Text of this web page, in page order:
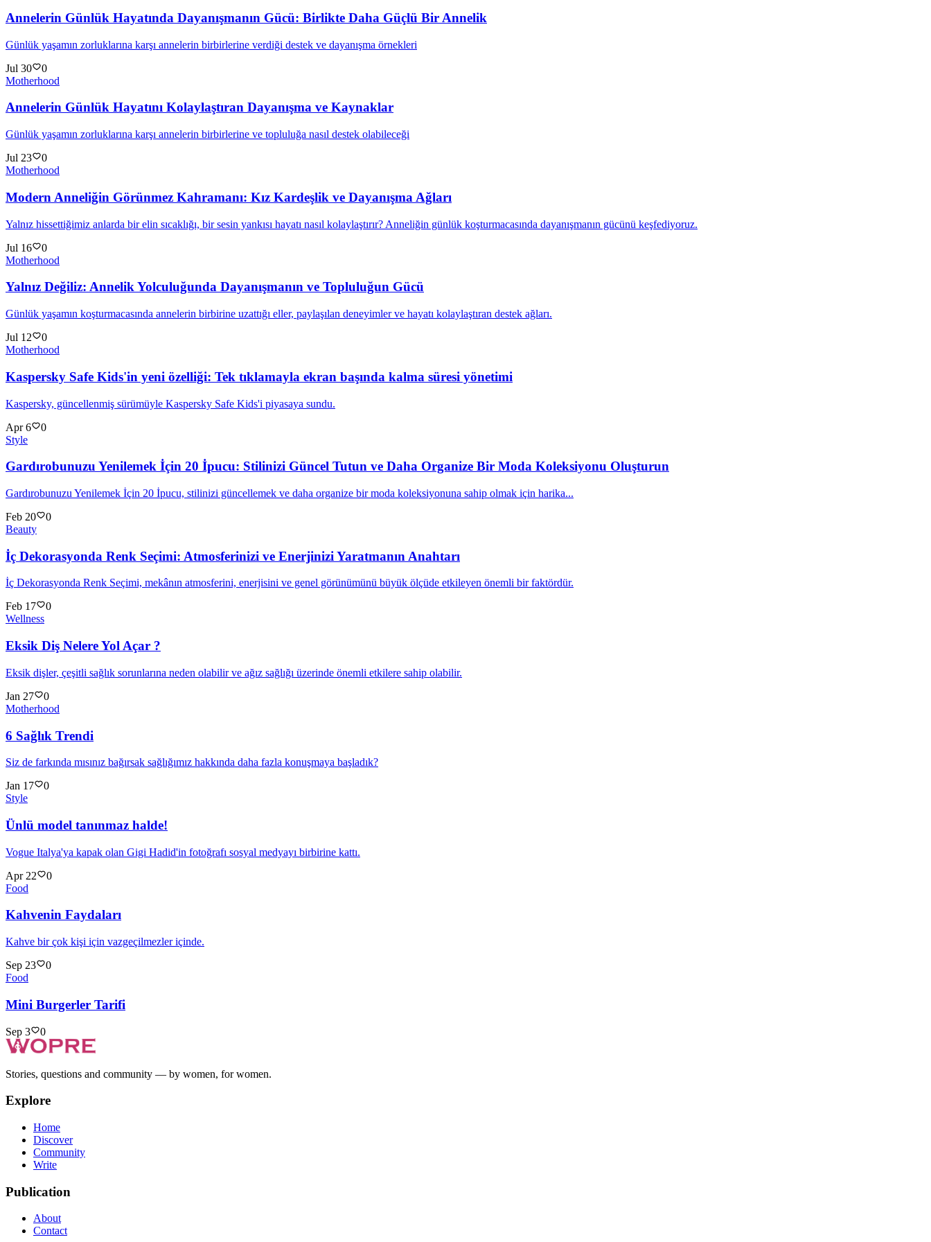
Annelerin Günlük Hayatında Dayanışmanın Gücü: Birlikte Daha Güçlü Bir Annelik
Günlük yaşamın zorluklarına karşı annelerin birbirlerine verdiği destek ve dayanışma örnekleri
Jul 30
0
Motherhood
Annelerin Günlük Hayatını Kolaylaştıran Dayanışma ve Kaynaklar
Günlük yaşamın zorluklarına karşı annelerin birbirlerine ve topluluğa nasıl destek olabileceği
Jul 23
0
Motherhood
Modern Anneliğin Görünmez Kahramanı: Kız Kardeşlik ve Dayanışma Ağları
Yalnız hissettiğimiz anlarda bir elin sıcaklığı, bir sesin yankısı hayatı nasıl kolaylaştırır? Anneliğin günlük koşturmacasında dayanışmanın gücünü keşfediyoruz.
Jul 16
0
Motherhood
Yalnız Değiliz: Annelik Yolculuğunda Dayanışmanın ve Topluluğun Gücü
Günlük yaşamın koşturmacasında annelerin birbirine uzattığı eller, paylaşılan deneyimler ve hayatı kolaylaştıran destek ağları.
Jul 12
0
Motherhood
Kaspersky Safe Kids'in yeni özelliği: Tek tıklamayla ekran başında kalma süresi yönetimi
Kaspersky, güncellenmiş sürümüyle Kaspersky Safe Kids'i piyasaya sundu.
Apr 6
0
Style
Gardırobunuzu Yenilemek İçin 20 İpucu: Stilinizi Güncel Tutun ve Daha Organize Bir Moda Koleksiyonu Oluşturun
Gardırobunuzu Yenilemek İçin 20 İpucu, stilinizi güncellemek ve daha organize bir moda koleksiyonuna sahip olmak için harika...
Feb 20
0
Beauty
İç Dekorasyonda Renk Seçimi: Atmosferinizi ve Enerjinizi Yaratmanın Anahtarı
İç Dekorasyonda Renk Seçimi, mekânın atmosferini, enerjisini ve genel görünümünü büyük ölçüde etkileyen önemli bir faktördür.
Feb 17
0
Wellness
Eksik Diş Nelere Yol Açar ?
Eksik dişler, çeşitli sağlık sorunlarına neden olabilir ve ağız sağlığı üzerinde önemli etkilere sahip olabilir.
Jan 27
0
Motherhood
6 Sağlık Trendi
Siz de farkında mısınız bağırsak sağlığımız hakkında daha fazla konuşmaya başladık?
Jan 17
0
Style
Ünlü model tanınmaz halde!
Vogue Italya'ya kapak olan Gigi Hadid'in fotoğrafı sosyal medyayı birbirine kattı.
Apr 22
0
Food
Kahvenin Faydaları
Kahve bir çok kişi için vazgeçilmezler içinde.
Sep 23
0
Food
Mini Burgerler Tarifi
Sep 3 0
Stories, questions and community — by women, for women.
Explore
Home
Discover
Community
Write
Publication
About
Contact